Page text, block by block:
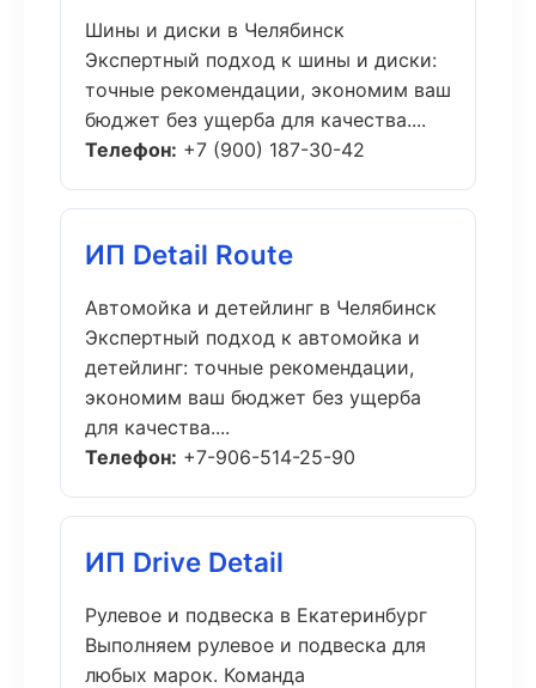
Шины и диски в Челябинск
Экспертный подход к шины и диски:
точные рекомендации, экономим ваш
бюджет без ущерба для качества....
Телефон: +7 (900) 187-30-42
ИП Detail Route
Автомойка и детейлинг в Челябинск
Экспертный подход к автомойка и
детейлинг: точные рекомендации,
экономим ваш бюджет без ущерба
для качества....
Телефон: +7-906-514-25-90
ИП Drive Detail
Рулевое и подвеска в Екатеринбург
Выполняем рулевое и подвеска для
любых марок. Команда